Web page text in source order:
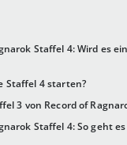
Staffel 4: Wird es
Staffel 4 starten?
3 von Record of
Staffel 4: So geht